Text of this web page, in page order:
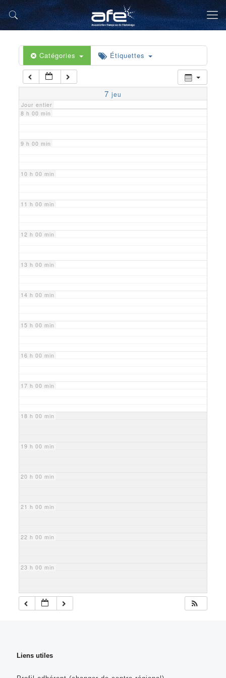
Catégories Étiquettes
7 jeu
Jour entier
5 h 00 min
6 h 00 min
7 h 00 min
8 h 00 min
9 h 00 min
10 h 00 min
11 h 00 min
12 h 00 min
13 h 00 min
14 h 00 min
15 h 00 min
16 h 00 min
17 h 00 min
18 h 00 min
19 h 00 min
20 h 00 min
21 h 00 min
22 h 00 min
23 h 00 min
Liens utiles